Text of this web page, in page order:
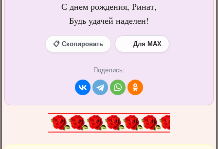
С днем рождения, Ринат,
Будь удачей наделен!
📋 Скопировать Для MAX
Поделись: